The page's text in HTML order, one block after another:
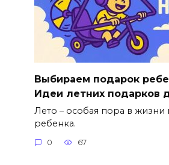
Выбираем подарок
Идеи летних подарков
Лето – особая пора в жизни
ребенка.
0 67